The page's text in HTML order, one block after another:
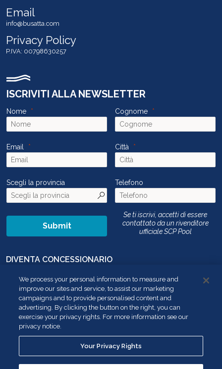
Email
info@busatta.com
Privacy Policy
P.IVA: 00798630257
ISCRIVITI ALLA NEWSLETTER
Nome Cognome
Email Città
Scegli la provincia Telefono
Submit
Se ti iscrivi, accetti di essere
contattato da un rivenditore
ufficiale SCP Pool
DIVENTA CONCESSIONARIO
CONTATTACI
NON VENDERE LE MIE INFORMAZIONI PERSONALI
YOUR PRIVACY RIGHTS
SEGUICI SU:
We process your personal information to measure and
improve our sites and service, to assist our marketing
campaigns and to provide personalised content and
advertising. By clicking the button on the right, you can
exercise your privacy rights. For more information see our
privacy notice.
Your Privacy Rights